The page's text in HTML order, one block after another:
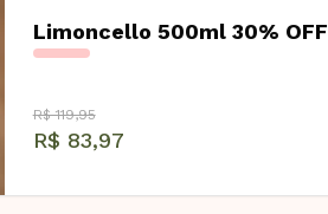
Limoncello 500ml 30% OFF
R$ 119,95
R$ 83,97